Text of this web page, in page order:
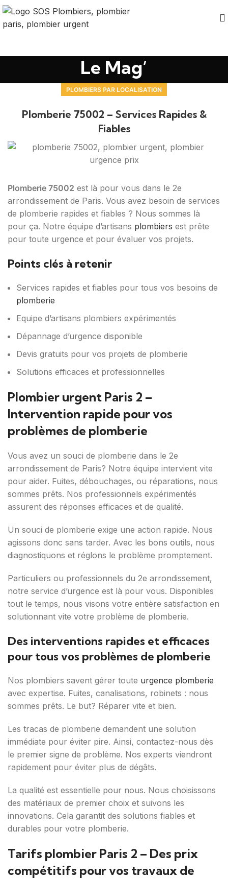
Le Mag’
PLOMBIERS PAR LOCALISATION
Plomberie 75002 – Services Rapides &
Fiables
Plomberie 75002 est là pour vous dans le 2e
arrondissement de Paris. Vous avez besoin de services
de plomberie rapides et fiables ? Nous sommes là
pour ça. Notre équipe d’artisans plombiers est prête
pour toute urgence et pour évaluer vos projets.
Points clés à retenir
Services rapides et fiables pour tous vos besoins de
plomberie
Equipe d’artisans plombiers expérimentés
Dépannage d’urgence disponible
Devis gratuits pour vos projets de plomberie
Solutions efficaces et professionnelles
Plombier urgent Paris 2 –
Intervention rapide pour vos
problèmes de plomberie
Vous avez un souci de plomberie dans le 2e
arrondissement de Paris? Notre équipe intervient vite
pour aider. Fuites, débouchages, ou réparations, nous
sommes prêts. Nos professionnels expérimentés
assurent des réponses efficaces et de qualité.
Un souci de plomberie exige une action rapide. Nous
agissons donc sans tarder. Avec les bons outils, nous
diagnostiquons et réglons le problème promptement.
Particuliers ou professionnels du 2e arrondissement,
notre service d’urgence est là pour vous. Disponibles
tout le temps, nous visons votre entière satisfaction en
solutionnant vite votre problème de plomberie.
Des interventions rapides et efficaces
pour tous vos problèmes de plomberie
Nos plombiers savent gérer toute urgence plomberie
avec expertise. Fuites, canalisations, robinets : nous
sommes prêts. Le but? Réparer vite et bien.
Les tracas de plomberie demandent une solution
immédiate pour éviter pire. Ainsi, contactez-nous dès
le premier signe de problème. Nos experts viendront
rapidement pour éviter plus de dégâts.
La qualité est essentielle pour nous. Nous choisissons
des matériaux de premier choix et suivons les
innovations. Cela garantit des solutions fiables et
durables pour votre plomberie.
Tarifs plombier Paris 2 – Des prix
compétitifs pour vos travaux de